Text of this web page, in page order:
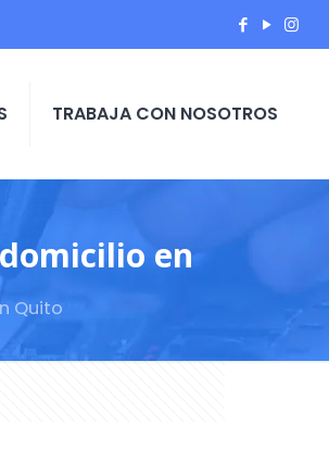
TRABAJA CON NOSOTROS
en
Quito